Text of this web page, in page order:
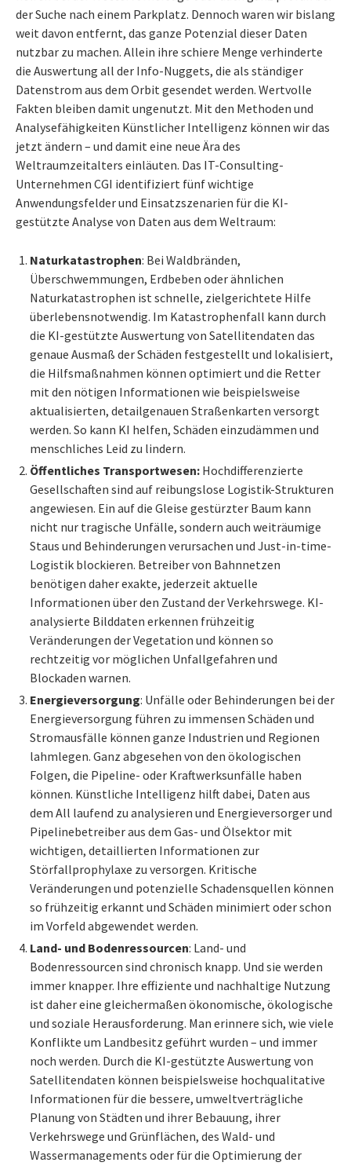
der Suche nach einem Parkplatz. Dennoch waren wir bislang
weit davon entfernt, das ganze Potenzial dieser Daten
nutzbar zu machen. Allein ihre schiere Menge verhinderte
die Auswertung all der Info-Nuggets, die als ständiger
Datenstrom aus dem Orbit gesendet werden. Wertvolle
Fakten bleiben damit ungenutzt. Mit den Methoden und
Analysefähigkeiten Künstlicher Intelligenz können wir das
jetzt ändern – und damit eine neue Ära des
Weltraumzeitalters einläuten. Das IT-Consulting-
Unternehmen CGI identifiziert fünf wichtige
Anwendungsfelder und Einsatzszenarien für die KI-
gestützte Analyse von Daten aus dem Weltraum:
Naturkatastrophen: Bei Waldbränden,
Überschwemmungen, Erdbeben oder ähnlichen
Naturkatastrophen ist schnelle, zielgerichtete Hilfe
überlebensnotwendig. Im Katastrophenfall kann durch
die KI-gestützte Auswertung von Satellitendaten das
genaue Ausmaß der Schäden festgestellt und lokalisiert,
die Hilfsmaßnahmen können optimiert und die Retter
mit den nötigen Informationen wie beispielsweise
aktualisierten, detailgenauen Straßenkarten versorgt
werden. So kann KI helfen, Schäden einzudämmen und
menschliches Leid zu lindern.
Öffentliches Transportwesen: Hochdifferenzierte
Gesellschaften sind auf reibungslose Logistik-Strukturen
angewiesen. Ein auf die Gleise gestürzter Baum kann
nicht nur tragische Unfälle, sondern auch weiträumige
Staus und Behinderungen verursachen und Just-in-time-
Logistik blockieren. Betreiber von Bahnnetzen
benötigen daher exakte, jederzeit aktuelle
Informationen über den Zustand der Verkehrswege. KI-
analysierte Bilddaten erkennen frühzeitig
Veränderungen der Vegetation und können so
rechtzeitig vor möglichen Unfallgefahren und
Blockaden warnen.
Energieversorgung: Unfälle oder Behinderungen bei der
Energieversorgung führen zu immensen Schäden und
Stromausfälle können ganze Industrien und Regionen
lahmlegen. Ganz abgesehen von den ökologischen
Folgen, die Pipeline- oder Kraftwerksunfälle haben
können. Künstliche Intelligenz hilft dabei, Daten aus
dem All laufend zu analysieren und Energieversorger und
Pipelinebetreiber aus dem Gas- und Ölsektor mit
wichtigen, detaillierten Informationen zur
Störfallprophylaxe zu versorgen. Kritische
Veränderungen und potenzielle Schadensquellen können
so frühzeitig erkannt und Schäden minimiert oder schon
im Vorfeld abgewendet werden.
Land- und Bodenressourcen: Land- und
Bodenressourcen sind chronisch knapp. Und sie werden
immer knapper. Ihre effiziente und nachhaltige Nutzung
ist daher eine gleichermaßen ökonomische, ökologische
und soziale Herausforderung. Man erinnere sich, wie viele
Konflikte um Landbesitz geführt wurden – und immer
noch werden. Durch die KI-gestützte Auswertung von
Satellitendaten können beispielsweise hochqualitative
Informationen für die bessere, umweltverträgliche
Planung von Städten und ihrer Bebauung, ihrer
Verkehrswege und Grünflächen, des Wald- und
Wassermanagements oder für die Optimierung der